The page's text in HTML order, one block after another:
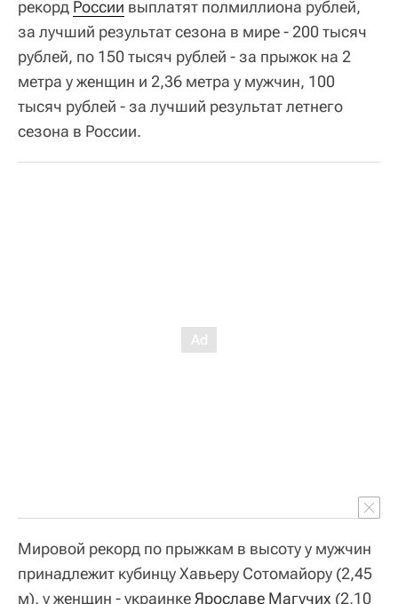
рекорд России выплатят полмиллиона рублей,
за лучший результат сезона в мире - 200 тысяч
рублей, по 150 тысяч рублей - за прыжок на 2
метра у женщин и 2,36 метра у мужчин, 100
тысяч рублей - за лучший результат летнего
сезона в России.
Мировой рекорд по прыжкам в высоту у мужчин
принадлежит кубинцу Хавьеру Сотомайору (2,45
м), у женщин - украинке Ярославе Магучих (2,10